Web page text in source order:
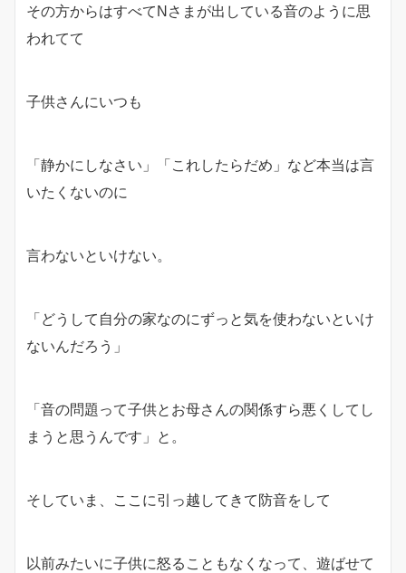
その方からはすべてNさまが出している音のように思
われてて
子供さんにいつも
「静かにしなさい」「これしたらだめ」など本当は言
いたくないのに
言わないといけない。
「どうして自分の家なのにずっと気を使わないといけ
ないんだろう」
「音の問題って子供とお母さんの関係すら悪くしてし
まうと思うんです」と。
そしていま、ここに引っ越してきて防音をして
以前みたいに子供に怒ることもなくなって、遊ばせて